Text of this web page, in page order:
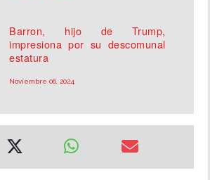
Barron, hijo de Trump,
impresiona por su descomunal
estatura
Noviembre 06, 2024